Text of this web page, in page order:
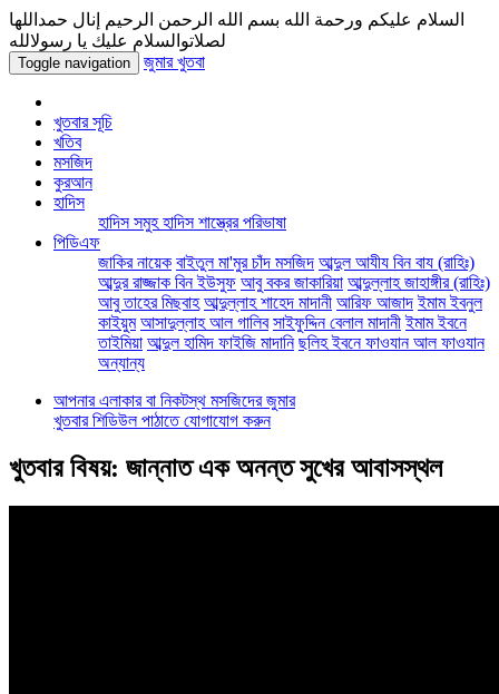
السلام عليكم ورحمة الله بسم الله الرحمن الرحيم إنال حمداللها
لصلاتوالسلام عليك يا رسولالله
Toggle navigation জুমার খুতবা
খুতবার সূচি
খতিব
মসজিদ
কুরআন
হাদিস
হাদিস সমুহহাদিস শাস্ত্রের পরিভাষা
পিডিএফ
জাকির নায়েক বাইতুল মা'মুর চাঁদ মসজিদ আব্দুল আযীয বিন বায (রাহিঃ)
আব্দুর রাজ্জাক বিন ইউসুফ আবু বকর জাকারিয়া আব্দুল্লাহ জাহাঙ্গীর (রাহিঃ)
আবু তাহের মিছবাহ আব্দুল্লাহ শাহেদ মাদানী আরিফ আজাদ ইমাম ইবনুল
কাইয়ুম আসাদুল্লাহ আল গালিব সাইফুদ্দিন বেলাল মাদানী ইমাম ইবনে
তাইমিয়া আব্দুল হামিদ ফাইজি মাদানি ছলিহ ইবনে ফাওযান আল ফাওযান
অন্যান্য
আপনার এলাকার বা নিকটস্থ মসজিদের জুমার
খুতবার শিডিউল পাঠাতে যোগাযোগ করুন
খুতবার বিষয়: জান্নাত এক অনন্ত সুখের আবাসস্থল